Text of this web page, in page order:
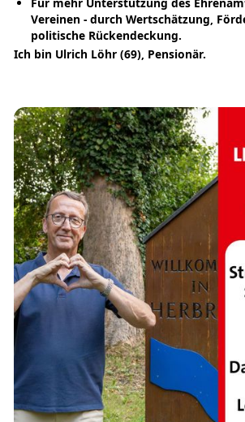
Vereinen - durch Wertschätzung,
politische Rückendeckung.
Ich bin Ulrich Löhr (69), Pensionär.